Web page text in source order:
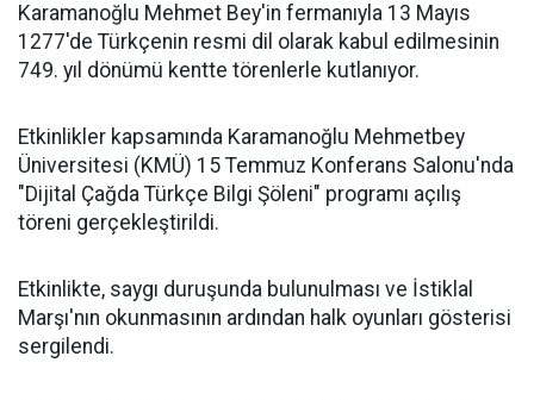
Karamanoğlu Mehmet Bey'in fermanıyla 13 Mayıs
1277'de Türkçenin resmi dil olarak kabul edilmesinin
749. yıl dönümü kentte törenlerle kutlanıyor.
Etkinlikler kapsamında Karamanoğlu Mehmetbey
Üniversitesi (KMÜ) 15 Temmuz Konferans Salonu'nda
"Dijital Çağda Türkçe Bilgi Şöleni" programı açılış
töreni gerçekleştirildi.
Etkinlikte, saygı duruşunda bulunulması ve İstiklal
Marşı'nın okunmasının ardından halk oyunları gösterisi
sergilendi.